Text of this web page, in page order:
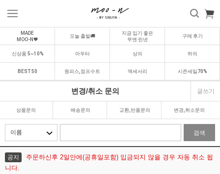
MADE
MOO-N🖤
오늘 출발🚚
지금 입기 좋은
무엔 린넨
구매 후기
신상품 5~10% 아우터 상의 하의
BEST 50 원피스,점프수트 액세서리 시즌세일70%
변경/취소 문의 글쓰기
상품문의 배송문의 교환,반품문의 변경,취소문의
검색
공지
주문하신후 2일안에(공휴일포함) 입금되지 않을 경우 자동 취소 됩
니다.